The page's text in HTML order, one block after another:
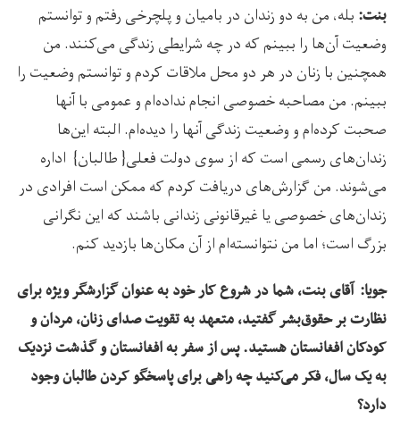
بنت: بله، من به دو زندان در بامیان و پلچرخی رفتم و توانستم
وضعیت آن‌ها را ببینم که در چه شرایطی زندگی می‌کنند. من
همچنین با زنان در هر دو محل ملاقات کردم و توانستم وضعیت را
ببینم. من مصاحبه خصوصی انجام نداده‌ام و عمومی با آنها
صحبت کرده‌ام و وضعیت زندگی آنها را دیده‌ام. البته این‌ها
زندان‌های رسمی است که از سوی دولت فعلی{ طالبان} اداره
می‌شوند. من گزارش‌های دریافت کردم که ممکن است افرادی در
زندان‌های خصوصی یا غیرقانونی زندانی باشند که این نگرانی
بزرگ است؛ اما من نتوانسته‌ام از آن مکان‌ها بازدید کنم.
جویا: آقای بنت، شما در شروع کار خود به عنوان گزارشگر ویژه برای
نظارت بر حقوق‌بشر گفتید، متعهد به تقویت صدای زنان، مردان و
کودکان افغانستان هستید. پس از سفر به افغانستان و گذشت نزدیک
به یک سال، فکر می‌کنید چه راهی برای پاسخگو کردن طالبان وجود
دارد؟